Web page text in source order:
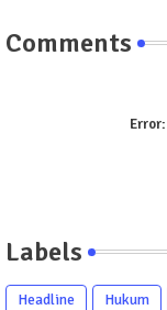
Comments
Error:
Labels
Headline Hukum